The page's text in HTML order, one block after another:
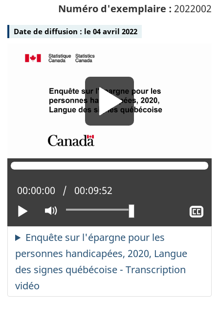
Numéro d'exemplaire : 2022002
Date de diffusion : le 04 avril 2022
Média
Média
Lire
Activer
le
mode
muet
Position actuelle :
00:00:00 Temps total :
00:09:52
le